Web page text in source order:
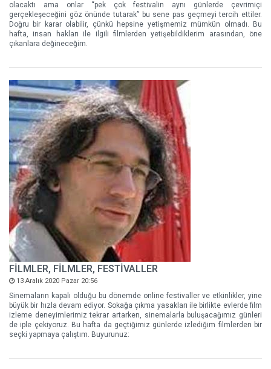
olacaktı ama onlar “pek çok festivalin aynı günlerde çevrimiçi
gerçekleşeceğini göz önünde tutarak” bu sene pas geçmeyi tercih ettiler.
Doğru bir karar olabilir, çünkü hepsine yetişmemiz mümkün olmadı. Bu
hafta, insan hakları ile ilgili filmlerden yetişebildiklerim arasından, öne
çıkanlara değineceğim.
FİLMLER, FİLMLER, FESTİVALLER
13 Aralık 2020 Pazar 20:56
Sinemaların kapalı olduğu bu dönemde online festivaller ve etkinlikler, yine
büyük bir hızla devam ediyor. Sokağa çıkma yasakları ile birlikte evlerde film
izleme deneyimlerimiz tekrar artarken, sinemalarla buluşacağımız günleri
de iple çekiyoruz. Bu hafta da geçtiğimiz günlerde izlediğim filmlerden bir
seçki yapmaya çalıştım. Buyurunuz: